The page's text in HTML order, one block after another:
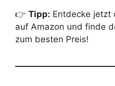
👉 Tipp: Entdecke jetzt
auf Amazon und finde
zum besten Preis!